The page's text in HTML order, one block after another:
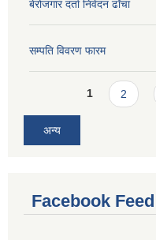
बेरोजगार दर्ता निवेदन ढाँचा
सम्पति विवरण फारम
Pages1 2
अन्य
Facebook Feed